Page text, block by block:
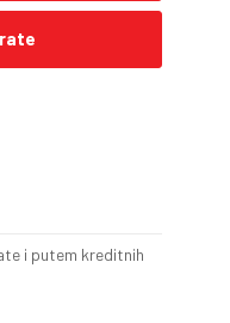
i putem kreditnih